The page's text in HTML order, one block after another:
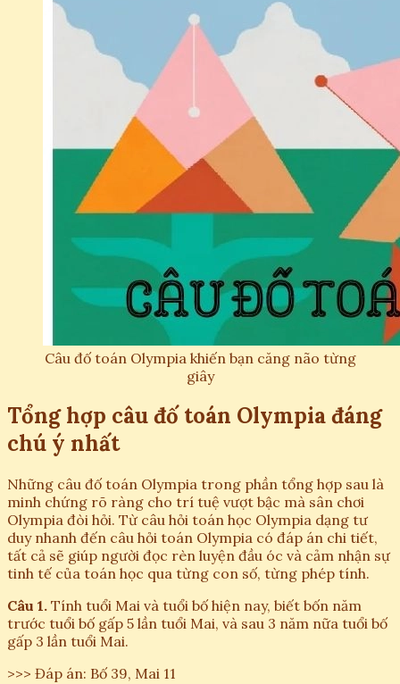
Câu đố toán Olympia khiến bạn căng não từng
giây
Tổng hợp câu đố toán Olympia đáng
chú ý nhất
Những câu đố toán Olympia trong phần tổng hợp sau là
minh chứng rõ ràng cho trí tuệ vượt bậc mà sân chơi
Olympia đòi hỏi. Từ câu hỏi toán học Olympia dạng tư
duy nhanh đến câu hỏi toán Olympia có đáp án chi tiết,
tất cả sẽ giúp người đọc rèn luyện đầu óc và cảm nhận sự
tinh tế của toán học qua từng con số, từng phép tính.
Câu 1. Tính tuổi Mai và tuổi bố hiện nay, biết bốn năm
trước tuổi bố gấp 5 lần tuổi Mai, và sau 3 năm nữa tuổi bố
gấp 3 lần tuổi Mai.
>>> Đáp án: Bố 39, Mai 11